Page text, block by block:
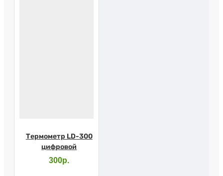
Термометр LD-300
цифровой
300р.